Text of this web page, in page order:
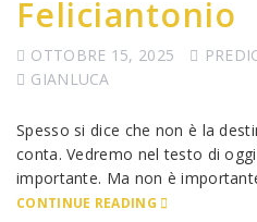
Feliciantonio
OTTOBRE 15, 2025
GIANLUCA
Spesso si dice che non è la
conta. Vedremo nel testo di
importante. Ma non è
CONTINUE READING